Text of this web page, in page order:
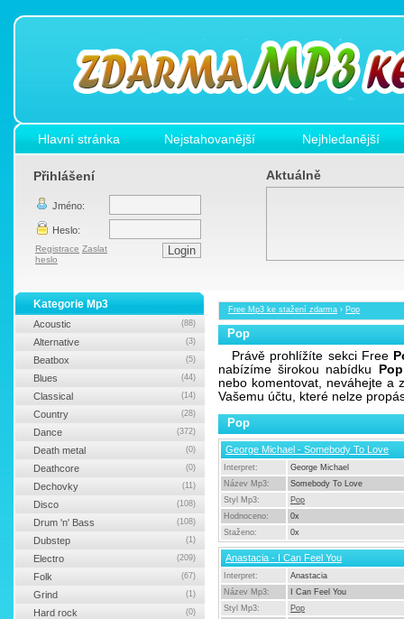
Hlavní stránka Nejstahovanější Nejhledanější
Přihlášení
Jméno:
Heslo:
Registrace Zaslat
heslo
Aktuálně
Free Mp3 ke stažení zdarma › Pop
Pop
Právě prohlížíte sekci Free
nabízíme širokou nabídku
Pop
nebo komentovat, neváhejte a
Vašemu účtu, které nelze
Pop
George Michael - Somebody To Love
Interpret:
George Michael
Název Mp3:
Somebody To Love
Styl Mp3:
Pop
Hodnoceno:
0x
Staženo:
0x
Anastacia - I Can Feel You
Interpret:
Anastacia
Název Mp3:
I Can Feel You
Styl Mp3:
Pop
Kategorie Mp3
Acoustic (88)
Alternative (3)
Beatbox (5)
Blues (44)
Classical (14)
Country (28)
Dance (372)
Death metal (0)
Deathcore (0)
Dechovky (11)
Disco (108)
Drum 'n' Bass (108)
Dubstep (1)
Electro (209)
Folk (67)
Grind (1)
Hard rock (0)